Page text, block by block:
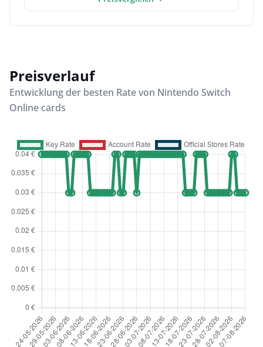
Preisverlauf
Entwicklung der besten Rate von Nintendo Switch
Online cards